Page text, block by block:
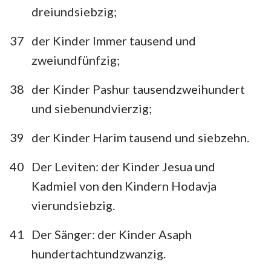
dreiundsiebzig;
37 der Kinder Immer tausend und
zweiundfünfzig;
38 der Kinder Pashur tausendzweihundert
und siebenundvierzig;
39
der Kinder Harim tausend und siebzehn.
40
Der Leviten: der Kinder Jesua und
Kadmiel von den Kindern Hodavja
vierundsiebzig.
41
Der Sänger: der Kinder Asaph
hundertachtundzwanzig.